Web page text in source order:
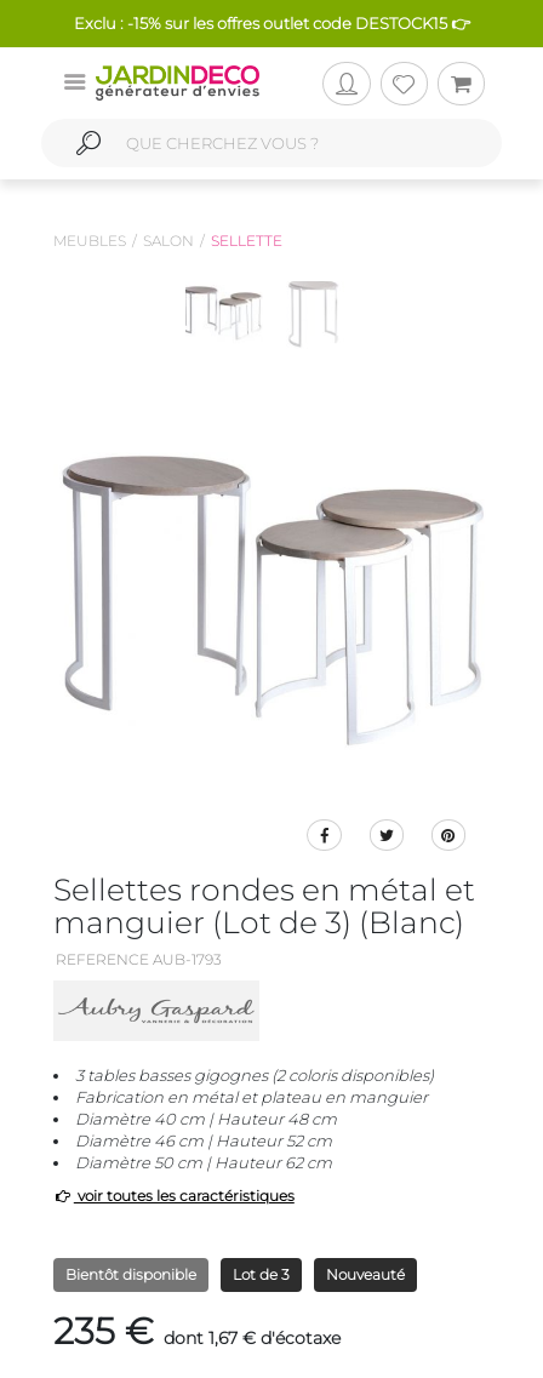
Exclu : -15% sur les offres outlet code DESTOCK15 👉
MEUBLES SALON SELLETTE
Sellettes rondes en métal et
manguier (Lot de 3) (Blanc)
REFERENCE AUB-1793
3 tables basses gigognes (2 coloris disponibles)
Fabrication en métal et plateau en manguier
Diamètre 40 cm | Hauteur 48 cm
Diamètre 46 cm | Hauteur 52 cm
Diamètre 50 cm | Hauteur 62 cm
voir toutes les caractéristiques
Bientôt disponible Lot de 3 Nouveauté
235 € dont 1,67 € d'écotaxe